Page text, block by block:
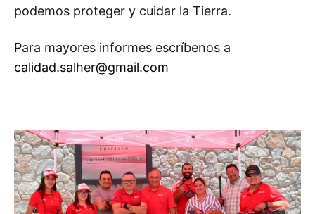
podemos proteger y cuidar la Tierra.
Para mayores informes escríbenos a
calidad.salher@gmail.com